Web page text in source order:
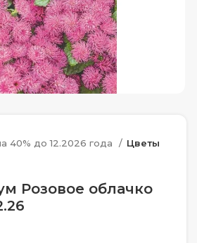
увеличить
40% до 12.2026 года Цветы
Розовое облачко